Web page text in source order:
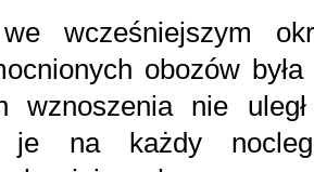
wcześniejszym
obozów
wznoszenia nie
je na każdy